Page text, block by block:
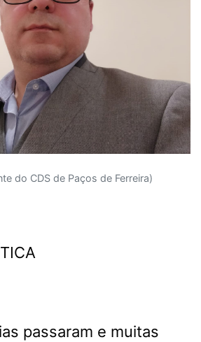
do CDS de Paços de Ferreira)
passaram e muitas